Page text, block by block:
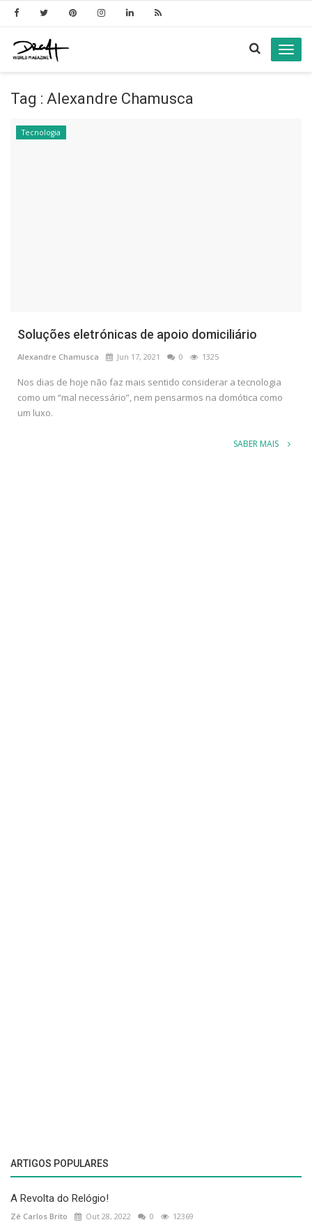
Tag : Alexandre Chamusca
Tecnologia
Soluções eletrónicas de apoio domiciliário
Alexandre Chamusca Jun 17, 2021 0 1325
Nos dias de hoje não faz mais sentido considerar a tecnologia
como um “mal necessário”, nem pensarmos na domótica como
um luxo.
SABER MAIS
ARTIGOS POPULARES
A Revolta do Relógio!
Zé Carlos Brito Out 28, 2022 0 12369